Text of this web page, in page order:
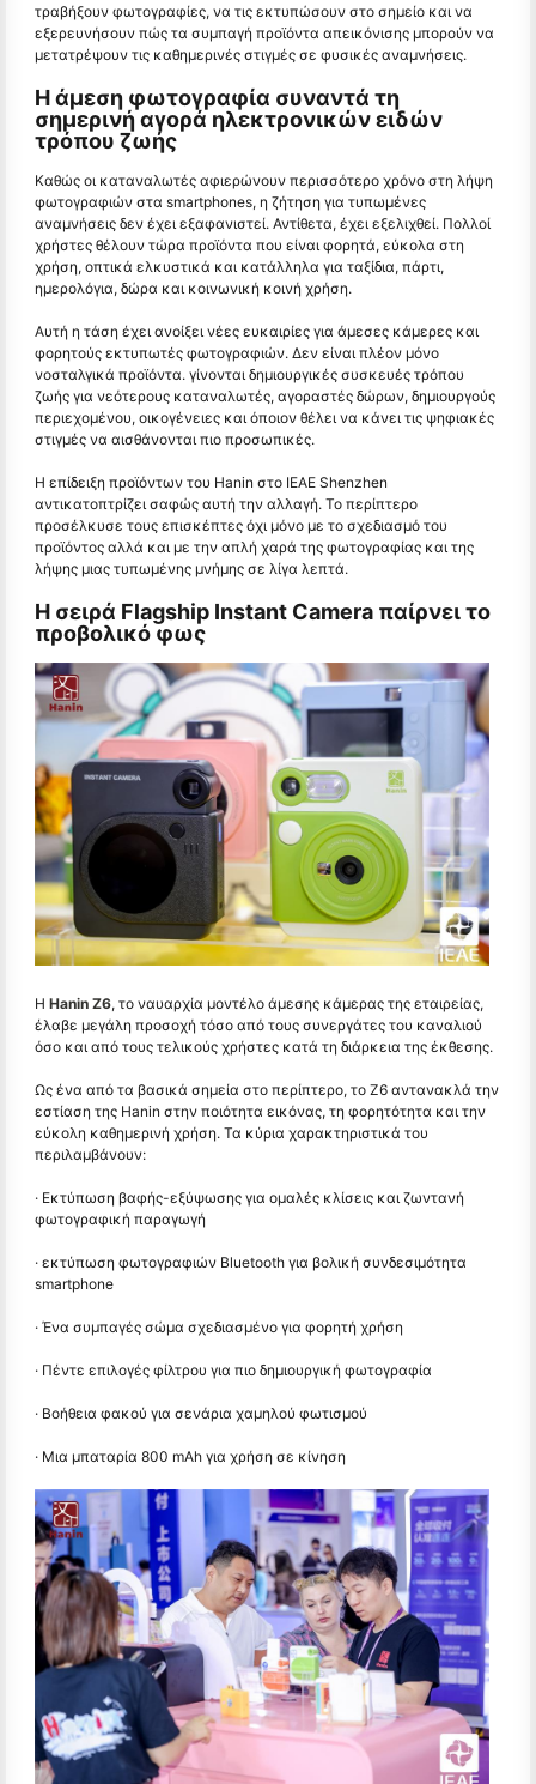
τραβήξουν φωτογραφίες, να τις εκτυπώσουν στο σημείο και να
εξερευνήσουν πώς τα συμπαγή προϊόντα απεικόνισης μπορούν να
μετατρέψουν τις καθημερινές στιγμές σε φυσικές αναμνήσεις.
Η άμεση φωτογραφία συναντά τη
σημερινή αγορά ηλεκτρονικών ειδών
τρόπου ζωής
Καθώς οι καταναλωτές αφιερώνουν περισσότερο χρόνο στη λήψη
φωτογραφιών στα smartphones, η ζήτηση για τυπωμένες
αναμνήσεις δεν έχει εξαφανιστεί. Αντίθετα, έχει εξελιχθεί. Πολλοί
χρήστες θέλουν τώρα προϊόντα που είναι φορητά, εύκολα στη
χρήση, οπτικά ελκυστικά και κατάλληλα για ταξίδια, πάρτι,
ημερολόγια, δώρα και κοινωνική κοινή χρήση.
Αυτή η τάση έχει ανοίξει νέες ευκαιρίες για άμεσες κάμερες και
φορητούς εκτυπωτές φωτογραφιών. Δεν είναι πλέον μόνο
νοσταλγικά προϊόντα. γίνονται δημιουργικές συσκευές τρόπου
ζωής για νεότερους καταναλωτές, αγοραστές δώρων, δημιουργούς
περιεχομένου, οικογένειες και όποιον θέλει να κάνει τις ψηφιακές
στιγμές να αισθάνονται πιο προσωπικές.
Η επίδειξη προϊόντων του Hanin στο IEAE Shenzhen
αντικατοπτρίζει σαφώς αυτή την αλλαγή. Το περίπτερο
προσέλκυσε τους επισκέπτες όχι μόνο με το σχεδιασμό του
προϊόντος αλλά και με την απλή χαρά της φωτογραφίας και της
λήψης μιας τυπωμένης μνήμης σε λίγα λεπτά.
Η σειρά Flagship Instant Camera παίρνει το
προβολικό φως
Η Hanin Z6, το ναυαρχία μοντέλο άμεσης κάμερας της εταιρείας,
έλαβε μεγάλη προσοχή τόσο από τους συνεργάτες του καναλιού
όσο και από τους τελικούς χρήστες κατά τη διάρκεια της έκθεσης.
Ως ένα από τα βασικά σημεία στο περίπτερο, το Z6 αντανακλά την
εστίαση της Hanin στην ποιότητα εικόνας, τη φορητότητα και την
εύκολη καθημερινή χρήση. Τα κύρια χαρακτηριστικά του
περιλαμβάνουν:
· Εκτύπωση βαφής-εξύψωσης για ομαλές κλίσεις και ζωντανή
φωτογραφική παραγωγή
· εκτύπωση φωτογραφιών Bluetooth για βολική συνδεσιμότητα
smartphone
· Ένα συμπαγές σώμα σχεδιασμένο για φορητή χρήση
· Πέντε επιλογές φίλτρου για πιο δημιουργική φωτογραφία
· Βοήθεια φακού για σενάρια χαμηλού φωτισμού
· Μια μπαταρία 800 mAh για χρήση σε κίνηση